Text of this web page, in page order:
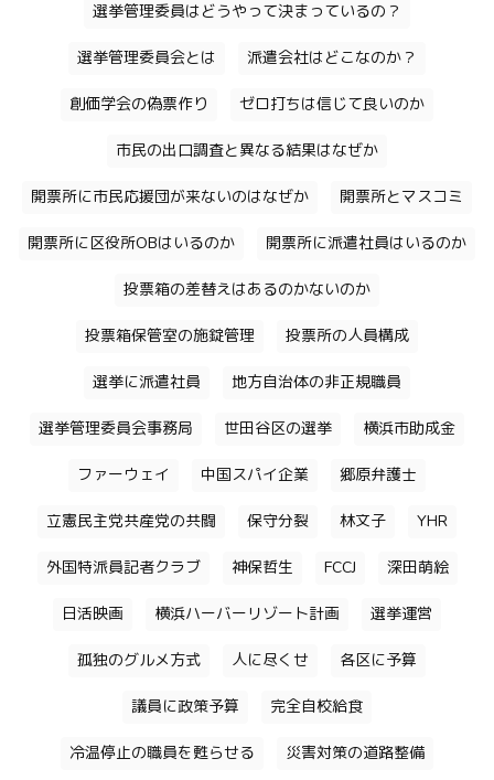
選挙管理委員はどうやって決まっているの？
選挙管理委員会とは 派遣会社はどこなのか？
創価学会の偽票作り ゼロ打ちは信じて良いのか
市民の出口調査と異なる結果はなぜか
開票所に市民応援団が来ないのはなぜか 開票所とマスコミ
開票所に区役所OBはいるのか 開票所に派遣社員はいるのか
投票箱の差替えはあるのかないのか
投票箱保管室の施錠管理 投票所の人員構成
選挙に派遣社員 地方自治体の非正規職員
選挙管理委員会事務局 世田谷区の選挙 横浜市助成金
ファーウェイ 中国スパイ企業 郷原弁護士
立憲民主党共産党の共闘 保守分裂 林文子 YHR
外国特派員記者クラブ 神保哲生 FCCJ 深田萌絵
日活映画 横浜ハーバーリゾート計画 選挙運営
孤独のグルメ方式 人に尽くせ 各区に予算
議員に政策予算 完全自校給食
冷温停止の職員を甦らせる 災害対策の道路整備